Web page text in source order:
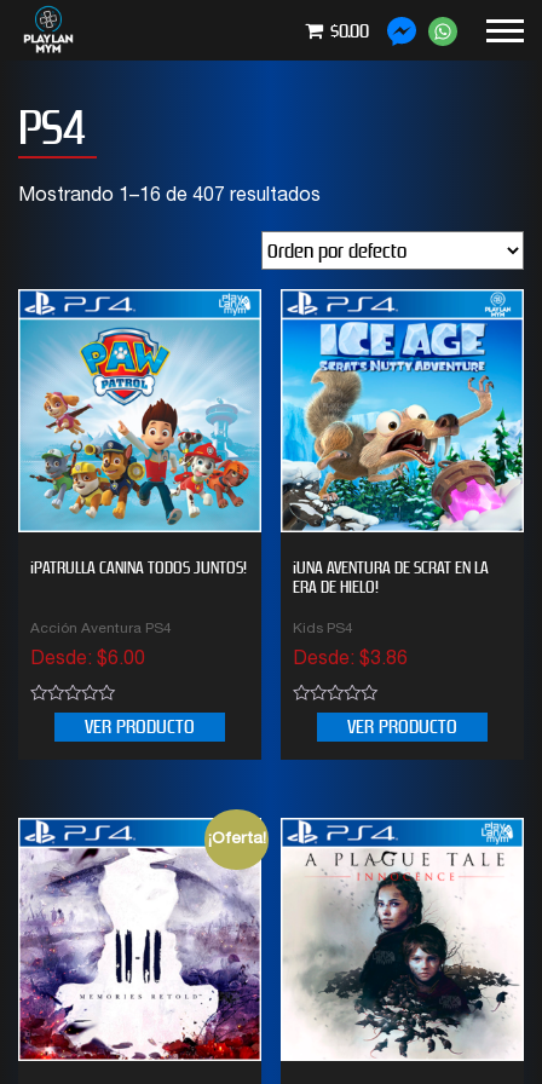
$0.00
PS4
Mostrando 1–16 de 407 resultados
¡PATRULLA CANINA TODOS JUNTOS!
Acción Aventura PS4
Desde: $6.00
VER PRODUCTO
¡UNA AVENTURA DE SCRAT EN LA
ERA DE HIELO!
Kids PS4
Desde:$3.86
5
VER PRODUCTO
¡Oferta!